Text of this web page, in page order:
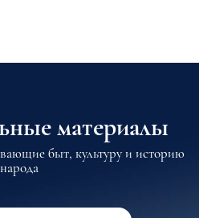
материалы
быт, культуру и историю
народа